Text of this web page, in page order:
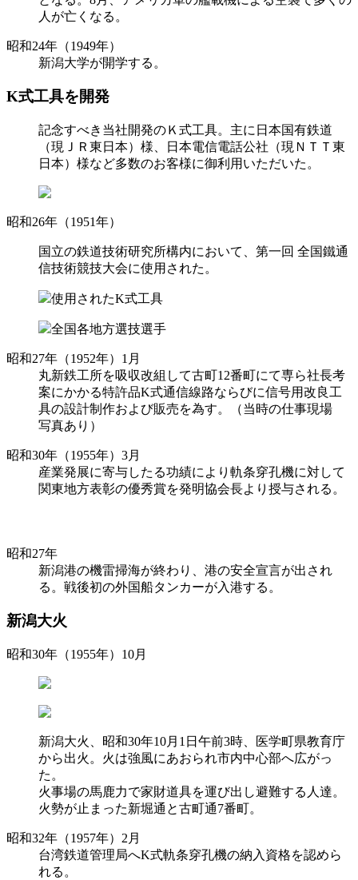
人が亡くなる。
昭和24年（1949年）
新潟大学が開学する。
K式工具を開発
記念すべき当社開発のＫ式工具。主に日本国有鉄道
（現ＪＲ東日本）様、日本電信電話公社（現ＮＴＴ東
日本）様など多数のお客様に御利用いただいた。
昭和26年（1951年）
国立の鉄道技術研究所構内において、第一回 全国鐵通
信技術競技大会に使用された。
使用されたK式工具
全国各地方選技選手
昭和27年（1952年）1月
丸新鉄工所を吸収改組して古町12番町にて専ら社長考
案にかかる特許品K式通信線路ならびに信号用改良工
具の設計制作および販売を為す。（当時の仕事現場
写真あり）
昭和30年（1955年）3月
産業発展に寄与したる功績により軌条穿孔機に対して
関東地方表彰の優秀賞を発明協会長より授与される。
昭和27年
新潟港の機雷掃海が終わり、港の安全宣言が出され
る。戦後初の外国船タンカーが入港する。
新潟大火
昭和30年（1955年）10月
新潟大火、昭和30年10月1日午前3時、医学町県教育庁
から出火。火は強風にあおられ市内中心部へ広がっ
た。
火事場の馬鹿力で家財道具を運び出し避難する人達。
火勢が止まった新堀通と古町通7番町。
昭和32年（1957年）2月
台湾鉄道管理局へK式軌条穿孔機の納入資格を認めら
れる。